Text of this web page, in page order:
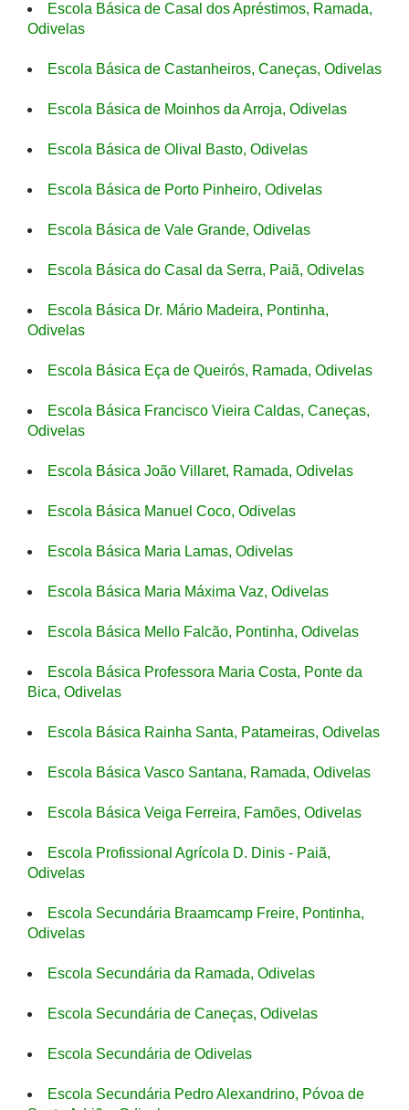
Escola Básica de Casal dos Apréstimos, Ramada,
Odivelas
Escola Básica de Castanheiros, Caneças, Odivelas
Escola Básica de Moinhos da Arroja, Odivelas
Escola Básica de Olival Basto, Odivelas
Escola Básica de Porto Pinheiro, Odivelas
Escola Básica de Vale Grande, Odivelas
Escola Básica do Casal da Serra, Paiã, Odivelas
Escola Básica Dr. Mário Madeira, Pontinha,
Odivelas
Escola Básica Eça de Queirós, Ramada, Odivelas
Escola Básica Francisco Vieira Caldas, Caneças,
Odivelas
Escola Básica João Villaret, Ramada, Odivelas
Escola Básica Manuel Coco, Odivelas
Escola Básica Maria Lamas, Odivelas
Escola Básica Maria Máxima Vaz, Odivelas
Escola Básica Mello Falcão, Pontinha, Odivelas
Escola Básica Professora Maria Costa, Ponte da
Bica, Odivelas
Escola Básica Rainha Santa, Patameiras, Odivelas
Escola Básica Vasco Santana, Ramada, Odivelas
Escola Básica Veiga Ferreira, Famões, Odivelas
Escola Profissional Agrícola D. Dinis - Paiã,
Odivelas
Escola Secundária Braamcamp Freire, Pontinha,
Odivelas
Escola Secundária da Ramada, Odivelas
Escola Secundária de Caneças, Odivelas
Escola Secundária de Odivelas
Escola Secundária Pedro Alexandrino, Póvoa de